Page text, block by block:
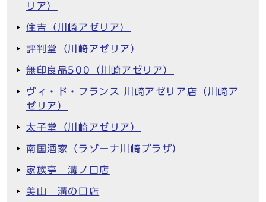
リア）
住吉（川崎アゼリア）
評判堂（川崎アゼリア）
無印良品500（川崎アゼリア）
ヴィ・ド・フランス 川崎アゼリア店（川崎ア
ゼリア）
太子堂（川崎アゼリア）
南国酒家（ラゾーナ川崎プラザ）
家族亭 溝ノ口店
美山 溝の口店